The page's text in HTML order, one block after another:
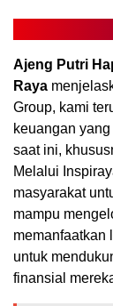
Ajeng Putri
Raya
Group, kami
keuangan
saat ini,
Melalui
masyarakat
mampu
memanfaatkan
untuk
finansial